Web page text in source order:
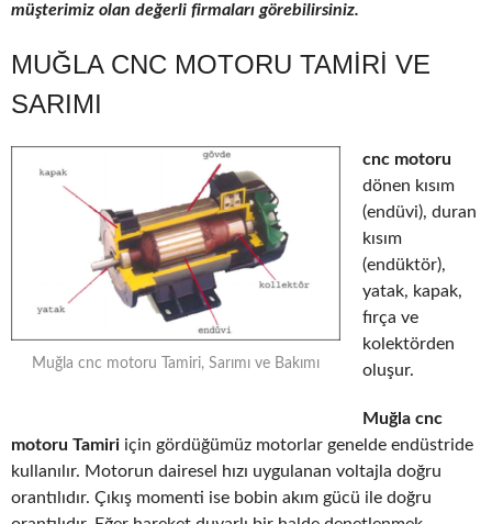
müşterimiz olan değerli firmaları görebilirsiniz.
MUĞLA CNC MOTORU TAMIRI VE
SARIMI
Muğla cnc motoru Tamiri, Sarımı ve Bakımı
cnc motoru
dönen kısım
(endüvi), duran
kısım
(endüktör),
yatak, kapak,
fırça ve
kolektörden
oluşur.
Muğla cnc
motoru Tamiri için gördüğümüz motorlar genelde endüstride
kullanılır. Motorun dairesel hızı uygulanan voltajla doğru
orantılıdır. Çıkış momenti ise bobin akım gücü ile doğru